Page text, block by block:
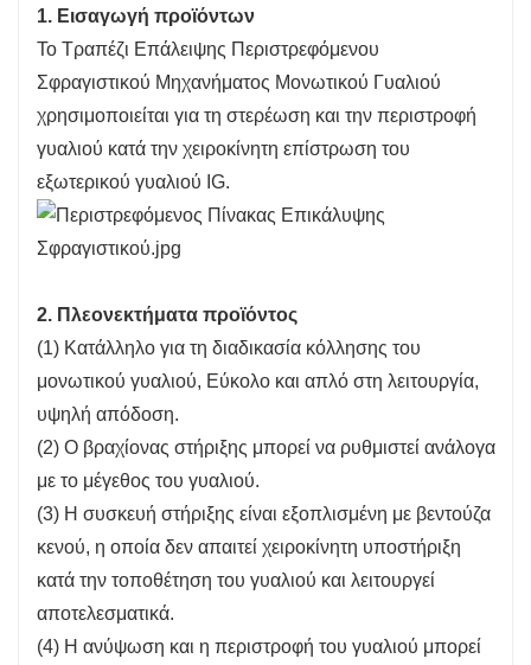
1. Εισαγωγή προϊόντων
Το Τραπέζι Επάλειψης Περιστρεφόμενου
Σφραγιστικού Μηχανήματος Μονωτικού Γυαλιού
χρησιμοποιείται για τη στερέωση και την περιστροφή
γυαλιού κατά την χειροκίνητη επίστρωση του
εξωτερικού γυαλιού IG.
2. Πλεονεκτήματα προϊόντος
(1) Κατάλληλο για τη διαδικασία κόλλησης του
μονωτικού γυαλιού, Εύκολο και απλό στη λειτουργία,
υψηλή απόδοση.
(2) Ο βραχίονας στήριξης μπορεί να ρυθμιστεί ανάλογα
με το μέγεθος του γυαλιού.
(3) Η συσκευή στήριξης είναι εξοπλισμένη με βεντούζα
κενού, η οποία δεν απαιτεί χειροκίνητη υποστήριξη
κατά την τοποθέτηση του γυαλιού και λειτουργεί
αποτελεσματικά.
(4) Η ανύψωση και η περιστροφή του γυαλιού μπορεί